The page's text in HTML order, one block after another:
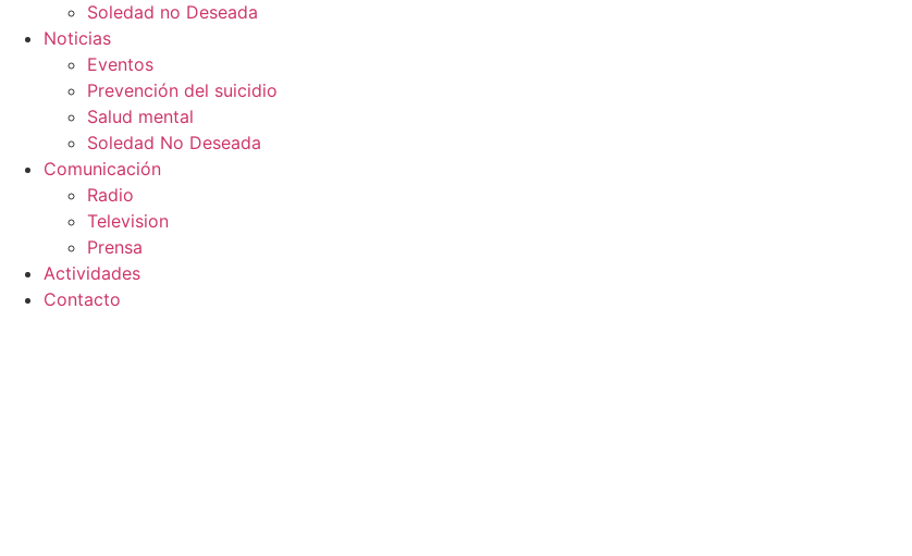
Soledad no Deseada
Noticias
Eventos
Prevención del suicidio
Salud mental
Soledad No Deseada
Comunicación
Radio
Television
Prensa
Actividades
Contacto